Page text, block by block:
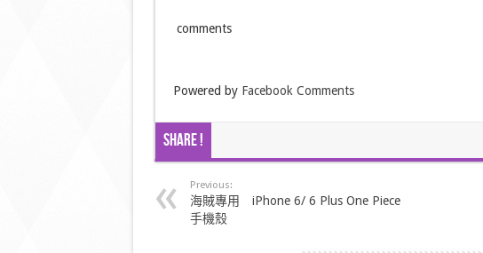
comments
Powered by Facebook Comments
Share !
Previous:
海賊專用 iPhone 6/ 6 Plus One Piece
手機殼